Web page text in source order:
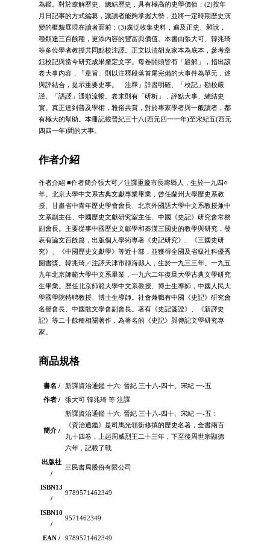
為鑑。對於瞭解歷史、總結歷史，具有極高的史學價值；(2)按年
月日記事的方式編纂，讓讀者能夠掌握大勢，並將一定時期歷史演
變的概貌展現在讀者面前；(3)廣泛收集史料，遍及正史、雜說，
種類達三百餘種，更添內容的豐富與價值。本書由張大可、韓兆琦
等多位學者教授共同點校注譯。正文以清胡克家本為底本，參考章
鈺校記與當今研究成果釐定文字。每卷開頭皆有「題解」，指出該
卷大事內容，「章旨」則以注釋段落首尾完備的大事件為單元，述
與評結合，提示重要史事。「注釋」詳盡明確、「校記」勘校嚴
謹、「語譯」通順流暢。卷末則有「研析」，評點大事、總結史
實。真正達到普及學術，雅俗共賞，對於專家學者與一般讀者，都
有極大的幫助。本冊記載晉紀三十八(西元四一一年)至宋紀五(西元
四四一年)間的大事。
作者介紹
作者介紹 ■作者簡介張大可／注譯重慶市長壽縣人，生於一九四○
年。北京大學中文系古典文獻專業畢業，曾任蘭州大學歷史系教
授、甘肅省中青年歷史學會會長、北京外國語大學中文系教授兼中
文系副主任、中國歷史文獻研究室主任、中國《史記》研究會常務
副會長。主要從事中國歷史文獻學和秦漢三國史的教學與研究，發
表有論文百餘篇，出版個人學術專著《史記研究》、《三國史研
究》、《中國歷史文獻學》等近十部，並獲得全國及省級社科優秀
圖書獎。韓兆琦／注譯天津市靜海縣人，生於一九三三年。一九五
九年北京師範大學中文系畢業，一九六二年復旦大學古典文學研究
生畢業。歷任北京師範大學中文系教授、博士生導師，中國人民大
學國學院特聘教授、博士生導師。社會兼職有中國《史記》研究會
名譽會長、中國散文學會副會長。著有《史記箋證》、《新譯史
記》等二十餘種相關著作，為著名的《史記》與傳記文學研究專
家。
商品規格
書名 /
新譯資治通鑑 十六: 晉紀 三十八-四十、宋紀 一-五
作者 /
張大可 韓兆琦 等 注譯
簡介 /
新譯資治通鑑 十六: 晉紀 三十八-四十、宋紀 一-五：
《資治通鑑》是司馬光領銜修撰的歷史名著，全書兩百
九十四卷，上起周威烈王二十三年，下至後周世宗顯德
六年，記載了戰
出版社
/
三民書局股份有限公司
ISBN13
/
9789571462349
ISBN10
/
9571462349
EAN / 9789571462349